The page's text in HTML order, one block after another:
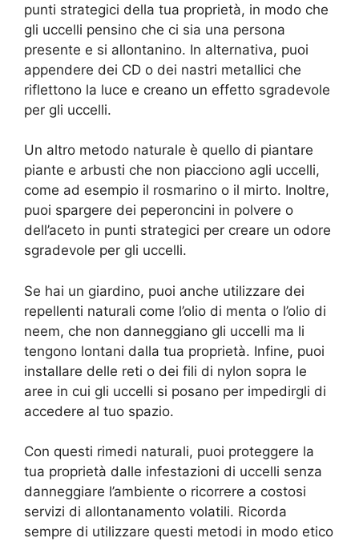
punti strategici della tua proprietà, in modo che
gli uccelli pensino che ci sia una persona
presente e si allontanino. In alternativa, puoi
appendere dei CD o dei nastri metallici che
riflettono la luce e creano un effetto sgradevole
per gli uccelli.
Un altro metodo naturale è quello di piantare
piante e arbusti che non piacciono agli uccelli,
come ad esempio il rosmarino o il mirto. Inoltre,
puoi spargere dei peperoncini in polvere o
dell’aceto in punti strategici per creare un odore
sgradevole per gli uccelli.
Se hai un giardino, puoi anche utilizzare dei
repellenti naturali come l’olio di menta o l’olio di
neem, che non danneggiano gli uccelli ma li
tengono lontani dalla tua proprietà. Infine, puoi
installare delle reti o dei fili di nylon sopra le
aree in cui gli uccelli si posano per impedirgli di
accedere al tuo spazio.
Con questi rimedi naturali, puoi proteggere la
tua proprietà dalle infestazioni di uccelli senza
danneggiare l’ambiente o ricorrere a costosi
servizi di allontanamento volatili. Ricorda
sempre di utilizzare questi metodi in modo etico